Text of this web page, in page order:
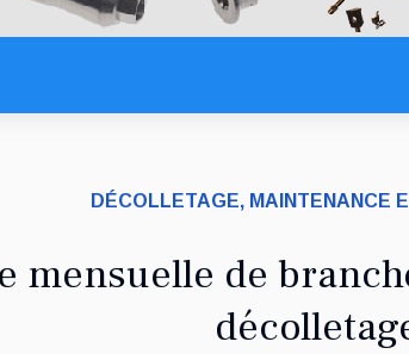
DÉCOLLETAGE, MAINTENANCE
mensuelle de